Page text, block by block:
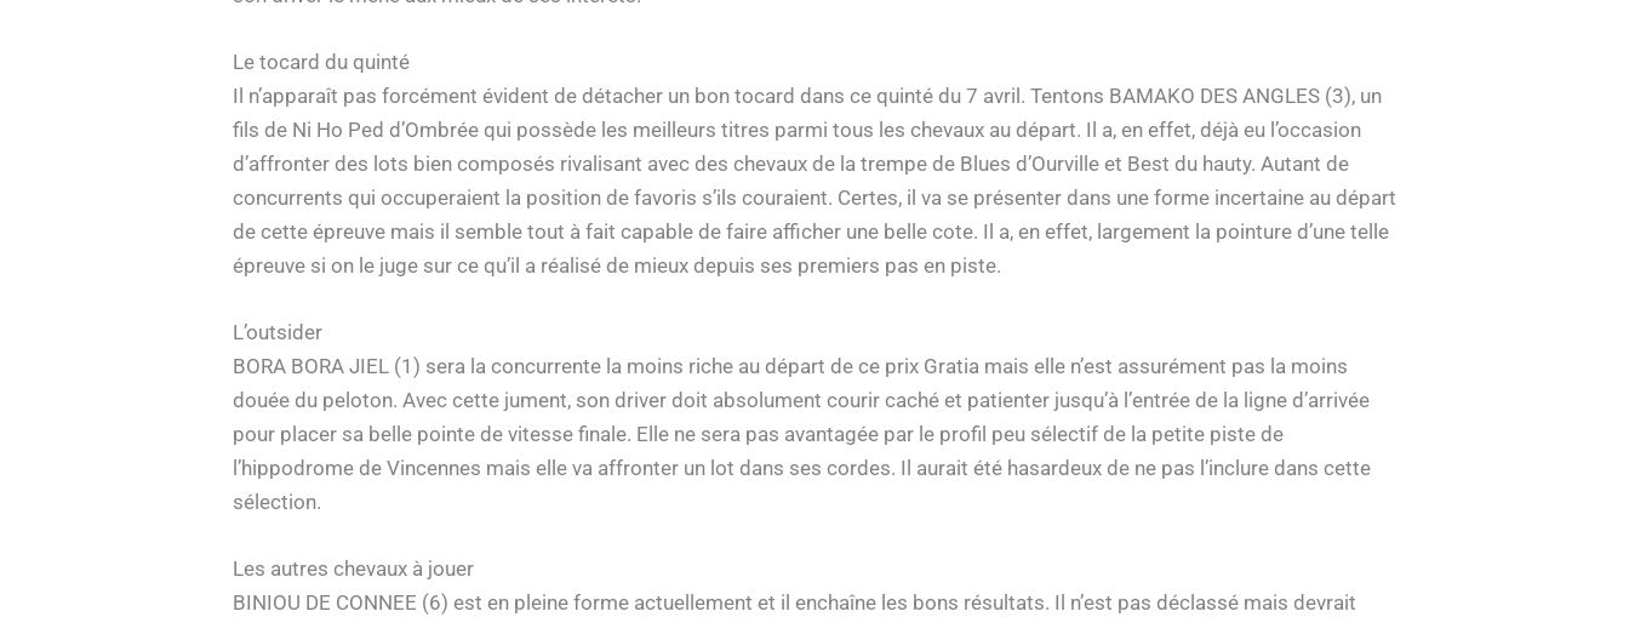
Le tocard du quinté
Il n’apparaît pas forcément évident de détacher un bon tocard dans ce quinté du 7 avril. Tentons BAMAKO DES ANGLES (3), un
fils de Ni Ho Ped d’Ombrée qui possède les meilleurs titres parmi tous les chevaux au départ. Il a, en effet, déjà eu l’occasion
d’affronter des lots bien composés rivalisant avec des chevaux de la trempe de Blues d’Ourville et Best du hauty. Autant de
concurrents qui occuperaient la position de favoris s’ils couraient. Certes, il va se présenter dans une forme incertaine au départ
de cette épreuve mais il semble tout à fait capable de faire afficher une belle cote. Il a, en effet, largement la pointure d’une telle
épreuve si on le juge sur ce qu’il a réalisé de mieux depuis ses premiers pas en piste.
L’outsider
BORA BORA JIEL (1) sera la concurrente la moins riche au départ de ce prix Gratia mais elle n’est assurément pas la moins
douée du peloton. Avec cette jument, son driver doit absolument courir caché et patienter jusqu’à l’entrée de la ligne d’arrivée
pour placer sa belle pointe de vitesse finale. Elle ne sera pas avantagée par le profil peu sélectif de la petite piste de
l’hippodrome de Vincennes mais elle va affronter un lot dans ses cordes. Il aurait été hasardeux de ne pas l’inclure dans cette
sélection.
Les autres chevaux à jouer
BINIOU DE CONNEE (6) est en pleine forme actuellement et il enchaîne les bons résultats. Il n’est pas déclassé mais devrait